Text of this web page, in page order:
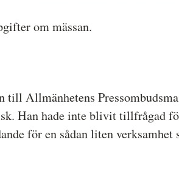
om mässan.
till Allmänhetens
Han hade inte blivit tillfrågad
för en sådan liten verksamhet